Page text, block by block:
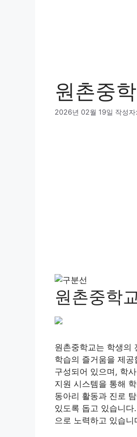
원촌중
2026년 02월 19일 작성자:
원촌중학
원촌중학교는 학생의
학습의 즐거움을 제
구성되어 있으며, 학
지원 시스템을 통해
동아리 활동과 진로
있도록 돕고 있습니
으로 노력하고 있습니